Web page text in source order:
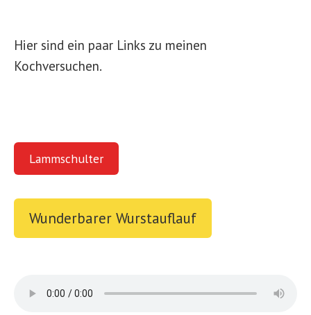
Hier sind ein paar Links zu meinen
Kochversuchen.
Lammschulter
Wunderbarer Wurstauflauf